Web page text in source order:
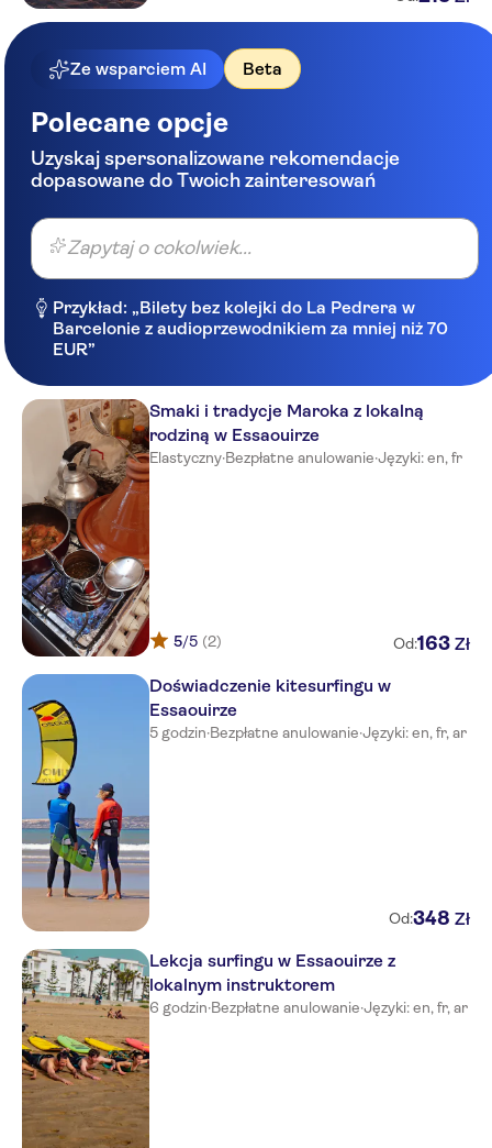
Ze wsparciem AI Beta
Polecane opcje
Uzyskaj spersonalizowane rekomendacje
dopasowane do Twoich zainteresowań
Zapytaj o cokolwiek...
Przykład: „Bilety bez kolejki do La Pedrera w
Barcelonie z audioprzewodnikiem za mniej niż 70
EUR”
Smaki i tradycje Maroka z lokalną
rodziną w Essaouirze
Elastyczny·Bezpłatne anulowanie·Języki: en, fr
5/5 (2) Od:163 Zł
Doświadczenie kitesurfingu w
Essaouirze
5 godzin·Bezpłatne anulowanie·Języki: en, fr, ar
Od:348 Zł
Lekcja surfingu w Essaouirze z
lokalnym instruktorem
6 godzin·Bezpłatne anulowanie·Języki: en, fr, ar